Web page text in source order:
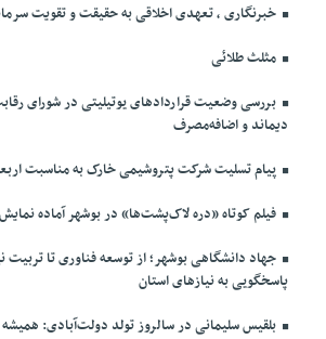
خبرنگاری ، تعهدی اخلاقی به حقیقت و تقویت
مثلث طلائی
بررسی وضعیت قراردادهای یوتیلیتی در شورای
دیماند و اضافه‌مصرف
پیام تسلیت شرکت پتروشیمی خارک به مناسبت
فیلم کوتاه «دره لاک‌پشت‌ها» در بوشهر آماده
جهاد دانشگاهی بوشهر؛ از توسعه فناوری تا
پاسخگویی به نیازهای استان
بلقیس سلیمانی در سالروز تولد دولت‌آبادی: همیشه